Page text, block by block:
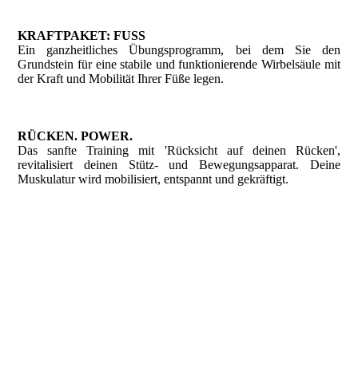
KRAFTPAKET: FUSS
Ein ganzheitliches Übungsprogramm, bei dem Sie den
Grundstein für eine stabile und funktionierende Wirbelsäule mit
der Kraft und Mobilität Ihrer Füße legen.
RÜCKEN. POWER.
Das sanfte Training mit 'Rücksicht auf deinen Rücken',
revitalisiert deinen Stütz- und Bewegungsapparat. Deine
Muskulatur wird mobilisiert, entspannt und gekräftigt.